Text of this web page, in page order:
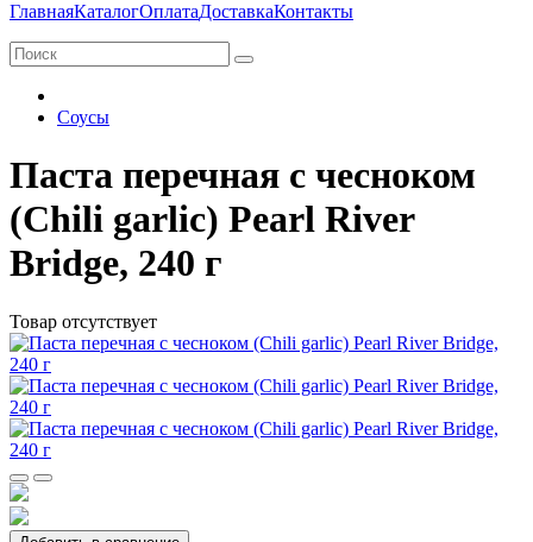
ГлавнаяКаталогОплатаДоставкаКонтакты
Соусы
Паста перечная с чесноком
(Chili garlic) Pearl River
Bridge, 240 г
Товар отсутствует